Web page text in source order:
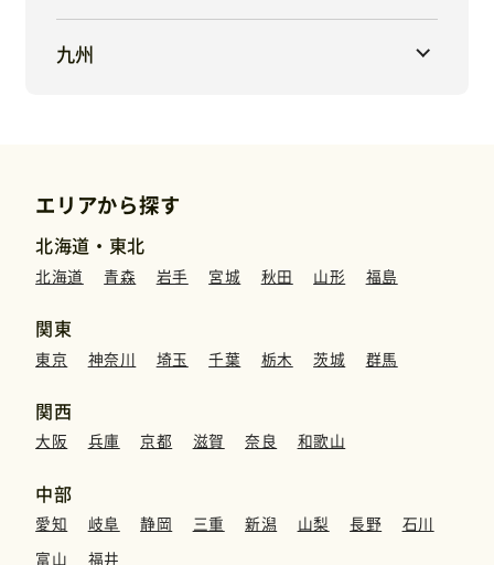
九州
エリアから探す
北海道・東北
北海道 青森 岩手 宮城 秋田 山形 福島
関東
東京 神奈川 埼玉 千葉 栃木 茨城 群馬
関西
大阪 兵庫 京都 滋賀 奈良 和歌山
中部
愛知 岐阜 静岡 三重 新潟 山梨 長野
石川
富山
福井